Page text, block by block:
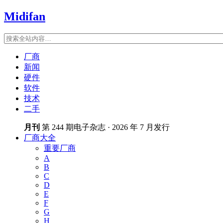
Midifan
厂商
新闻
硬件
软件
技术
二手
月刊 第 244 期电子杂志 · 2026 年 7 月发行
厂商大全
重要厂商
A
B
C
D
E
F
G
H